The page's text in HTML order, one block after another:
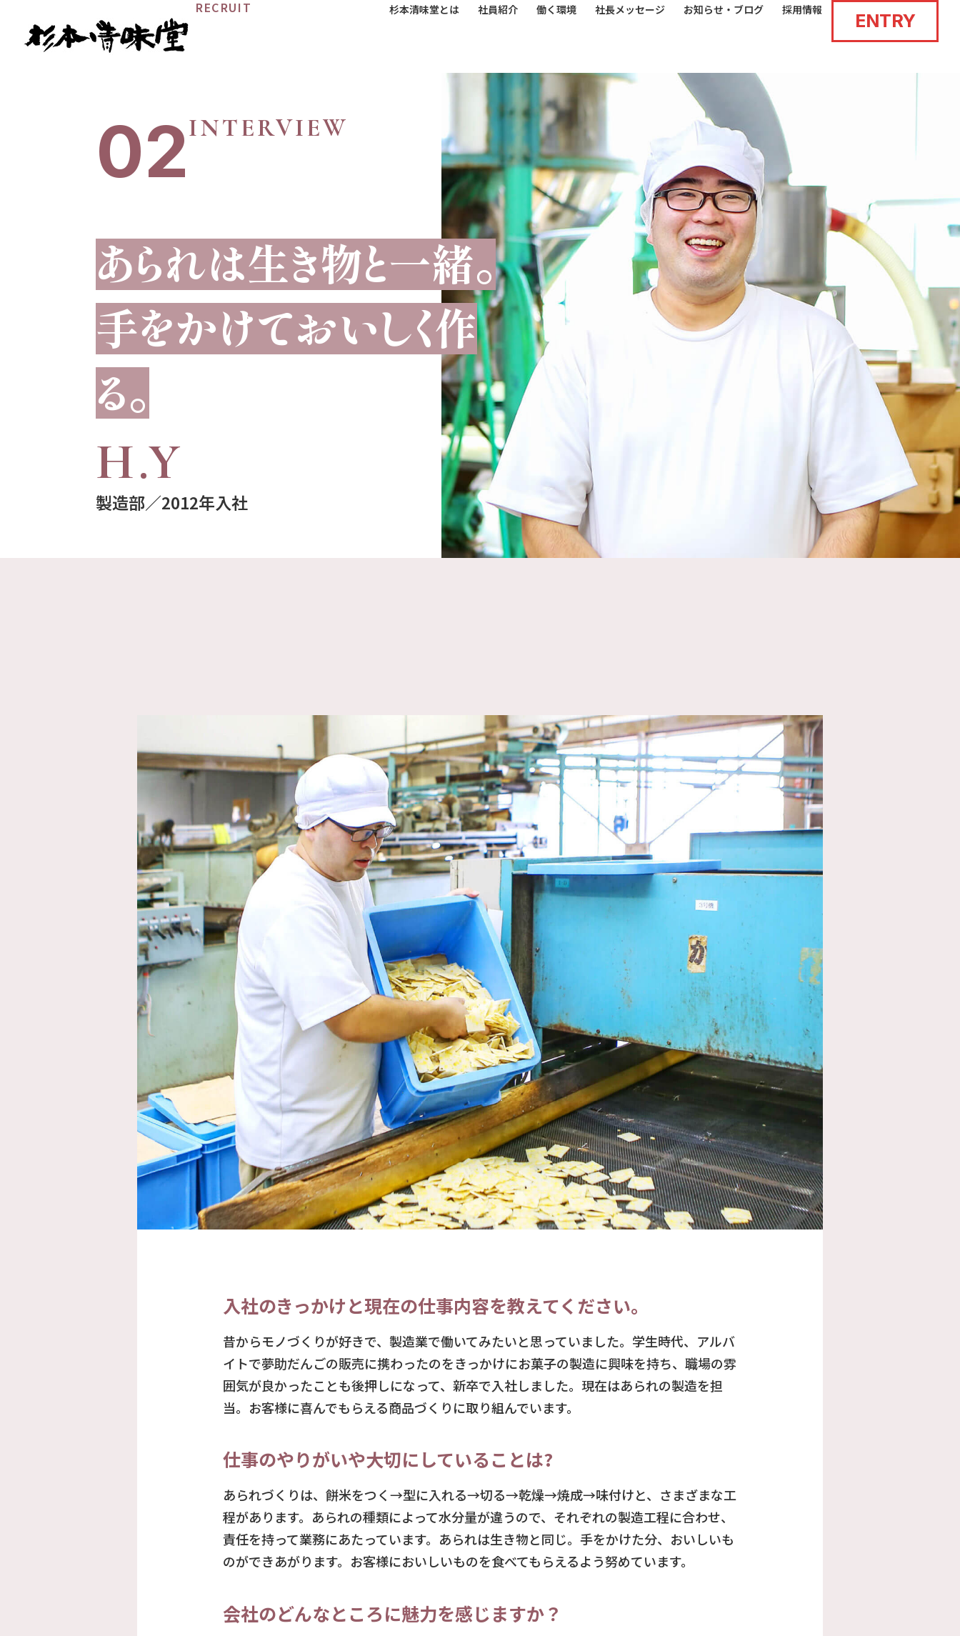
RECRUIT 杉本清味堂とは 社員紹介 働く環境 社長メッセージ お知らせ・ブログ 採用情報
ENTRY
02INTERVIEW
あられは生き物と一緒。
手をかけておいしく作
る。
H.Y
製造部／2012年入社
入社のきっかけと現在の仕事内容を教えてください。
昔からモノづくりが好きで、製造業で働いてみたいと思っていました。学生時代、アルバ
イトで夢助だんごの販売に携わったのをきっかけにお菓子の製造に興味を持ち、職場の雰
囲気が良かったことも後押しになって、新卒で入社しました。現在はあられの製造を担
当。お客様に喜んでもらえる商品づくりに取り組んでいます。
仕事のやりがいや大切にしていることは?
あられづくりは、餅米をつく→型に入れる→切る→乾燥→焼成→味付けと、さまざまな工
程があります。あられの種類によって水分量が違うので、それぞれの製造工程に合わせ、
責任を持って業務にあたっています。あられは生き物と同じ。手をかけた分、おいしいも
のができあがります。お客様においしいものを食べてもらえるよう努めています。
会社のどんなところに魅力を感じますか？